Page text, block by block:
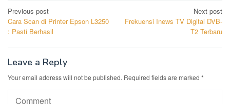
Post
navigation
Previous post
Cara Scan di Printer Epson L3250
: Pasti Berhasil
Next post
Frekuensi Inews TV Digital DVB-
T2 Terbaru
Leave a Reply
Your email address will not be published. Required fields are marked *